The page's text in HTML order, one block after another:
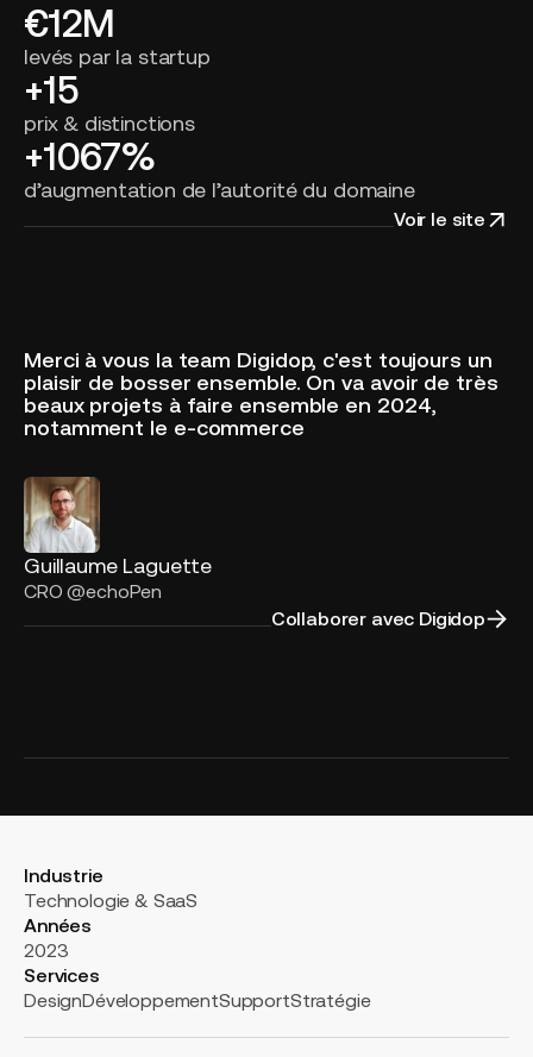
€12M
levés par la startup
+15
prix & distinctions
+1067%
d’augmentation de l’autorité du domaine
Voir le site
Merci à vous la team Digidop, c'est toujours un
plaisir de bosser ensemble. On va avoir de très
beaux projets à faire ensemble en 2024,
notamment le e-commerce
Guillaume Laguette
CRO @echoPen
Collaborer avec Digidop
Industrie
Technologie & SaaS
Années
2023
Services
DesignDéveloppementSupportStratégie